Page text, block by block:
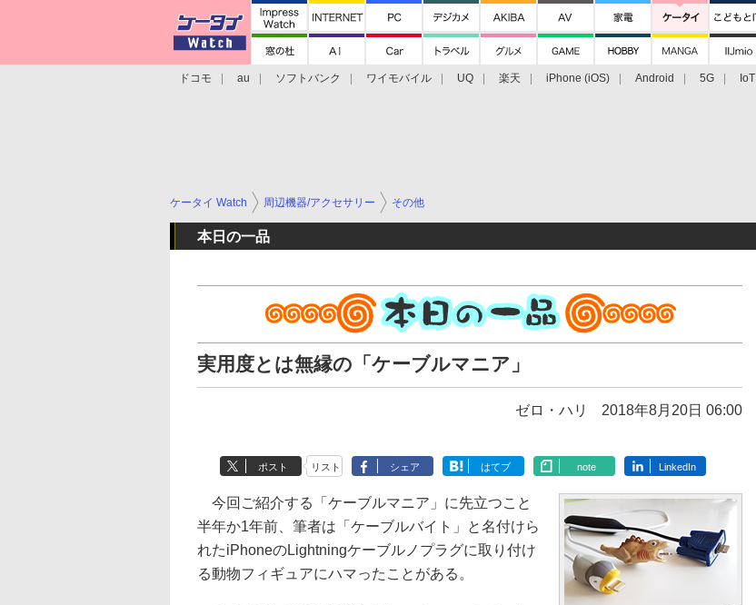
ドコモ au ソフトバンク ワイモバイル UQ 楽天 iPhone (iOS) Android 5G IoT
ケータイ Watch 周辺機器/アクセサリー その他
本日の一品
実用度とは無縁の「ケーブルマニア」
ゼロ・ハリ 2018年8月20日 06:00
ポスト リスト シェア はてブ note LinkedIn
今回ご紹介する「ケーブルマニア」に先立つこと
半年か1年前、筆者は「ケーブルバイト」と名付けら
れたiPhoneのLightningケーブルノプラグに取り付け
る動物フィギュアにハマったことがある。